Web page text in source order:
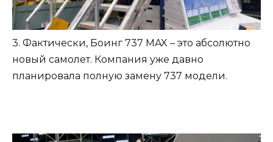
3. Фактически, Боинг 737 MAX – это абсолютно
новый самолет. Компания уже давно
планировала полную замену 737 модели.